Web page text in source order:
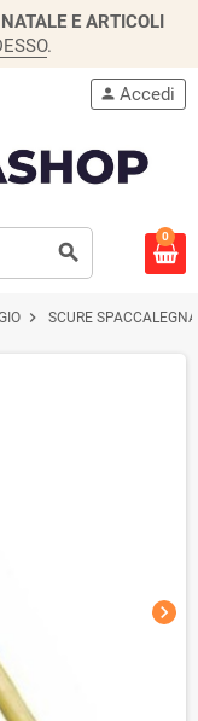
E ARTICOLI
.
search
person Accedi
0
chevron_right SCURE
chevron_right